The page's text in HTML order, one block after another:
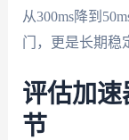
从300ms降到
门，更是长期稳
评估加速
节